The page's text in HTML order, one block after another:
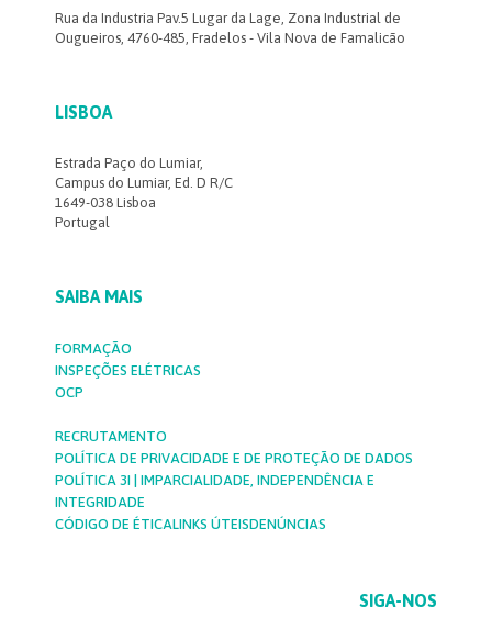
Rua da Industria Pav.5 Lugar da Lage, Zona Industrial de
Ougueiros, 4760-485, Fradelos - Vila Nova de Famalicão
LISBOA
Estrada Paço do Lumiar,
Campus do Lumiar, Ed. D R/C
1649-038 Lisboa
Portugal
SAIBA MAIS
FORMAÇÃO
INSPEÇÕES ELÉTRICAS
OCP
RECRUTAMENTO
POLÍTICA DE PRIVACIDADE E DE PROTEÇÃO DE DADOS
POLÍTICA 3I | IMPARCIALIDADE, INDEPENDÊNCIA E
INTEGRIDADE
CÓDIGO DE ÉTICALINKS ÚTEISDENÚNCIAS
SIGA-NOS